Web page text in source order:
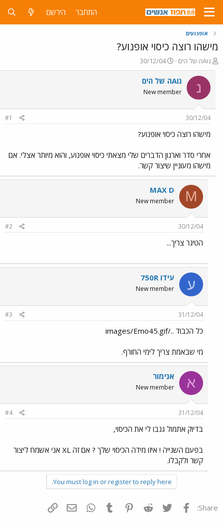
התחבר הירשם
אופנועים
מישהו רוצה כיסוי אופנוע?
פ
ו
ת
ח
ה
ש
א
נוAה של הים
פ
ו
ר
ם
ר
30/12/04
נ נוAה של הים
New member
30/12/04
#1
מישהו רוצה כיסוי אופנוע?
אחרי סדר וארגון הדברים שלי מצאתי כיסוי אופנוע, והוא מיותר אצלי. אם
מישהו מעוניין שיצור קשר.
M
MAX D
New member
30/12/04
#2
הטיגר צריך...
ע עידו 750R
New member
31/12/04
#3
כל הכבוד ../images/Emo45.gif
מי שבאמת צריך לימי החורף.
א אנימור
New member
31/12/04
#4
בדיוק אתמול גנבו לי את הכיסוי,
בפעם השנייה ! איזו מידה הכיסוי שלך ? אם זה XL אני אשמח ליצור
קשר ולקבלו.
You must log in or register to reply here.
Share: פייסבוק Twitter
Reddit
Pinterest
Tumblr
WhatsAppדואר אלקטרוני